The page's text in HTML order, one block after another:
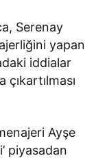
Serenay
yapan
iddialar
Ayşe
piyasadan